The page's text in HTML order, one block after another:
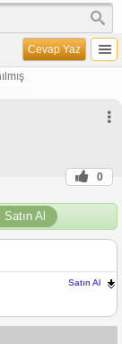
Cevap Yaz
0
Satın Al
Satın Al